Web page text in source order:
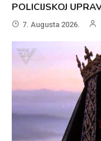
POLICIJSKOJ
7. Augusta 2026.